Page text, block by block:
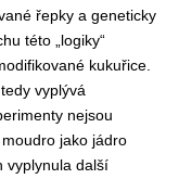
řepky a geneticky
této „logiky“
kukuřice.
vyplývá
nejsou
jako jádro
vyplynula další